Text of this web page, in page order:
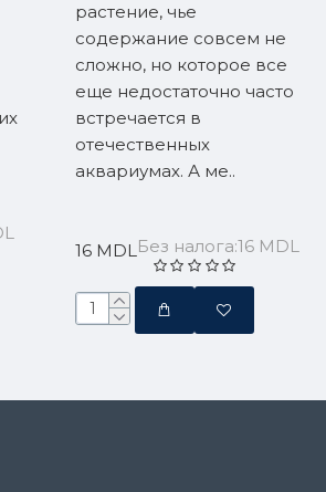
растение, чье
содержание совсем не
сложно, но которое все
еще недостаточно часто
встречается в
отечественных
аквариумах. А ме..
16 MDLБез налога:16 MDL